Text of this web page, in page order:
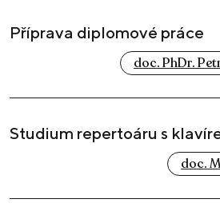
Příprava diplomové práce
doc. PhDr.
Studium repertoáru s
doc.